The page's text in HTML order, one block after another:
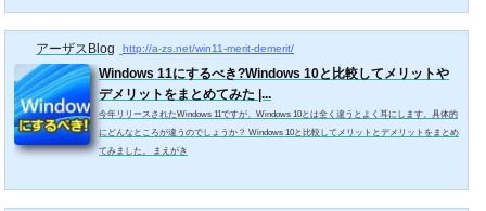
アーザスBlog http://a-zs.net/win11-merit-demerit/
Windows 11にするべき?Windows 10と比較してメリットや
デメリットをまとめてみた |...
今年リリースされたWindows 11ですが、Windows 10とは全く違うとよく耳にします。具体的
にどんなところが違うのでしょうか？ Windows 10と比較してメリットとデメリットをまとめ
てみました。 まえがき